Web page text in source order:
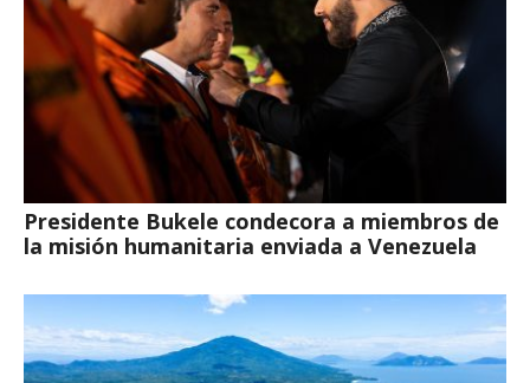
Presidente Bukele condecora a miembros de
la misión humanitaria enviada a Venezuela